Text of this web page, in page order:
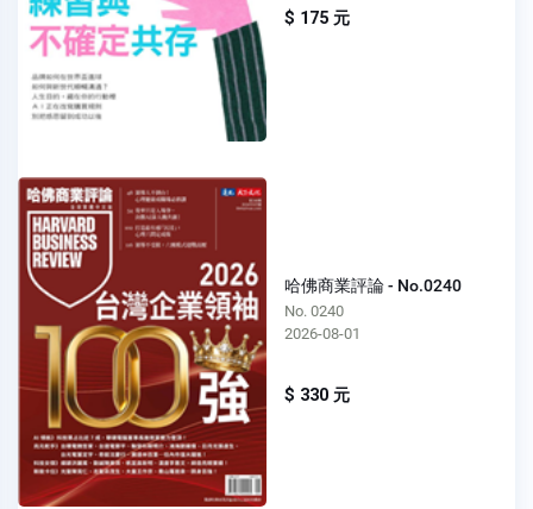
$ 175 元
哈佛商業評論 - No.0240
No. 0240
2026-08-01
$ 330 元